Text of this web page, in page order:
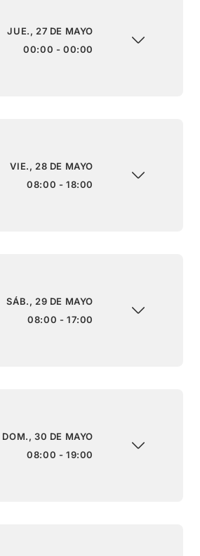
JUE., 27 DE MAYO
00:00 - 00:00
VIE., 28 DE MAYO
08:00 - 18:00
SÁB., 29 DE MAYO
08:00 - 17:00
DOM., 30 DE MAYO
08:00 - 19:00